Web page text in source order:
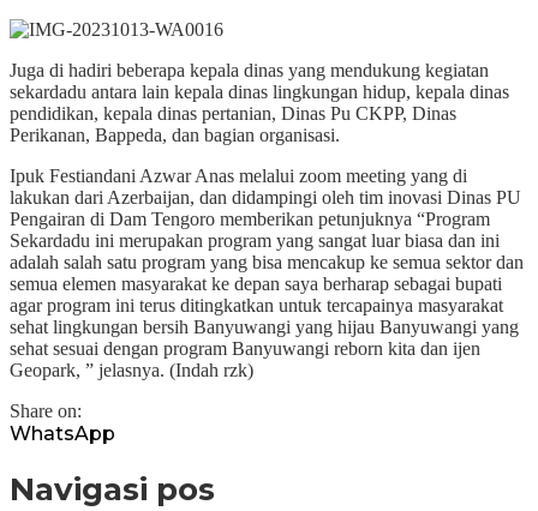
Juga di hadiri beberapa kepala dinas yang mendukung kegiatan
sekardadu antara lain kepala dinas lingkungan hidup, kepala dinas
pendidikan, kepala dinas pertanian, Dinas Pu CKPP, Dinas
Perikanan, Bappeda, dan bagian organisasi.
Ipuk Festiandani Azwar Anas melalui zoom meeting yang di
lakukan dari Azerbaijan, dan didampingi oleh tim inovasi Dinas PU
Pengairan di Dam Tengoro memberikan petunjuknya “Program
Sekardadu ini merupakan program yang sangat luar biasa dan ini
adalah salah satu program yang bisa mencakup ke semua sektor dan
semua elemen masyarakat ke depan saya berharap sebagai bupati
agar program ini terus ditingkatkan untuk tercapainya masyarakat
sehat lingkungan bersih Banyuwangi yang hijau Banyuwangi yang
sehat sesuai dengan program Banyuwangi reborn kita dan ijen
Geopark, ” jelasnya. (Indah rzk)
Share on:
WhatsApp
Navigasi pos